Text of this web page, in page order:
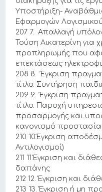
Υποστήριξη-
Εφαρμογών Λογισμικού
207 7. Απαλλαγή
Τούση Αικατερίνη για
προπληρωμής που
επεκτάσεως
208 8. Έγκριση
τίτλο: Συντήρηση
209 9. Έγκριση
τίτλο: Παροχή
προσαρμογής και
κανονισμό
210 10.Έγκριση
Αντιλογισμοί)
211 11.Έγκριση και
δαπάνης
212 12. Έγκριση και
213 13. Έγκριση ή μη